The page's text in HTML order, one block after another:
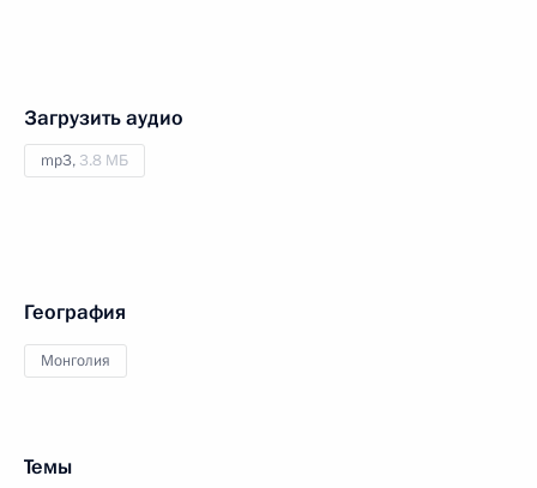
Загрузить аудио
mp3, 3.8 МБ
География
Монголия
Темы